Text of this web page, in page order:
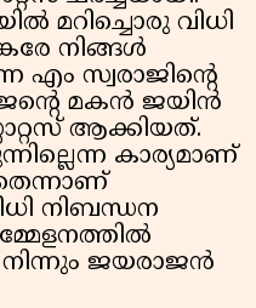
മറിച്ചൊരു വിധി
നിങ്ങൾ
എം സ്വരാജിന്‍റെ
മകൻ ജയിൻ
ആക്കിയത്.
കാര്യമാണ്
നിബന്ധന
ജയരാജൻ